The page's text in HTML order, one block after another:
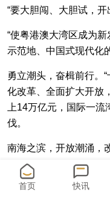
“要大胆闯、大胆试，开
“使粤港澳大湾区成为
示范地、中国式现代化
勇立潮头，奋楫前行。
化改革、全面扩大开放
上14万亿元，国际一
伐。
南海之滨，开放潮涌，
向融而进
首页 快讯